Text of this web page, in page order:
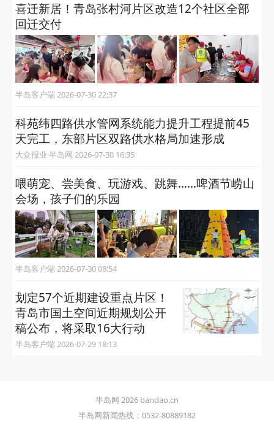
喜迁新居！青岛张村河片区改造12个社区全部
回迁交付
半岛客户端 2026-07-30 22:37
科苑纬四路供水管网系统能力提升工程提前45
天完工，东部片区双路供水格局加速形成
大众报业·半岛网 2026-07-30 16:35
喂萌宠、尝美食、玩游戏、跳舞……啤酒节崂山
会场，孩子们的乐园
半岛客户端 2026-07-30 08:54
划定57个近期建设重点片区！
青岛市国土空间近期规划公开
稿公布，将采取16大行动
半岛客户端 2026-07-29 18:13
半岛网 2026 bandao.cn
半岛网新闻热线：0532-80889182